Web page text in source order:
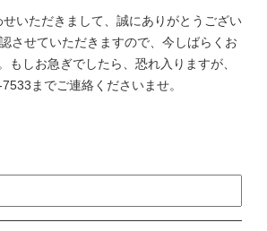
せいただきまして、誠にありがとうござい
させていただきますので、今しばらくお
もしお急ぎでしたら、恐れ入りますが、
までご連絡くださいませ。